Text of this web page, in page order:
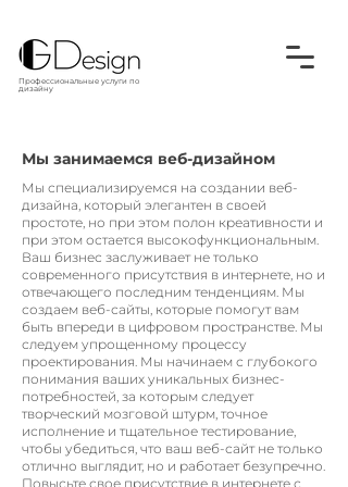
Профессиональные услуги по
дизайну
Мы занимаемся веб-дизайном
Мы специализируемся на создании веб-
дизайна, который элегантен в своей
простоте, но при этом полон креативности и
при этом остается высокофункциональным.
Ваш бизнес заслуживает не только
современного присутствия в интернете, но и
отвечающего последним тенденциям. Мы
создаем веб-сайты, которые помогут вам
быть впереди в цифровом пространстве. Мы
следуем упрощенному процессу
проектирования. Мы начинаем с глубокого
понимания ваших уникальных бизнес-
потребностей, за которым следует
творческий мозговой штурм, точное
исполнение и тщательное тестирование,
чтобы убедиться, что ваш веб-сайт не только
отлично выглядит, но и работает безупречно.
Повысьте свое присутствие в интернете с